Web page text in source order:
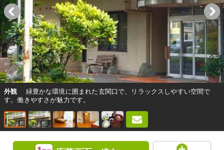
外観
緑豊かな環境に囲まれた玄関口で、リラックスしやすい空間で
す。働きやすさが魅力です。